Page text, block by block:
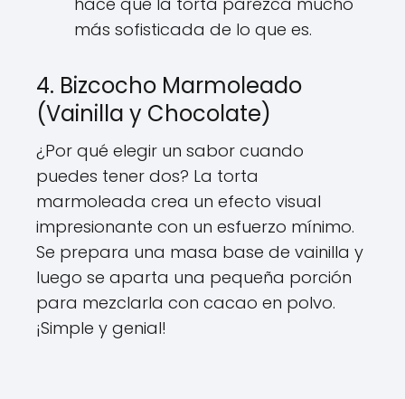
más sofisticada de lo que es.
4. Bizcocho Marmoleado
(Vainilla y Chocolate)
¿Por qué elegir un sabor cuando
puedes tener dos? La torta
marmoleada crea un efecto visual
impresionante con un esfuerzo mínimo.
Se prepara una masa base de vainilla y
luego se aparta una pequeña porción
para mezclarla con cacao en polvo.
¡Simple y genial!